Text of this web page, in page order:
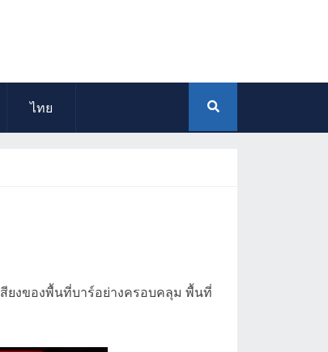
ไทย
สียงของพื้นที่บาร์อย่างครอบคลุม พื้นที่